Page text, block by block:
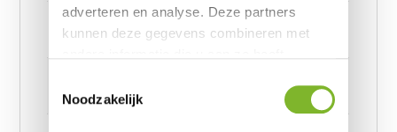
adverteren en analyse. Deze partners
kunnen deze gegevens combineren met
basis van uw gebruik van hun services.
Noodzakelijk
Gewicht
62390656 kg
6239245957 cm